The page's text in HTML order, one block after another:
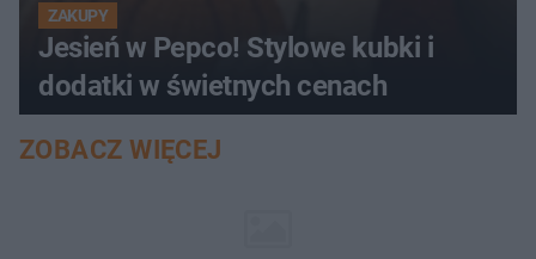
ZAKUPY
Jesień w Pepco! Stylowe kubki i
dodatki w świetnych cenach
ZOBACZ WIĘCEJ